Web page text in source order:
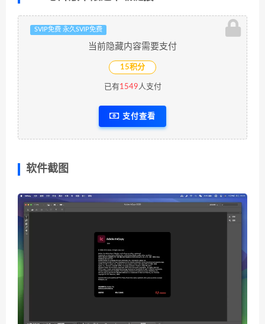
SVIP免费 永久SVIP免费
当前隐藏内容需要支付
15积分
已有 1549人支付
支付查看
软件截图